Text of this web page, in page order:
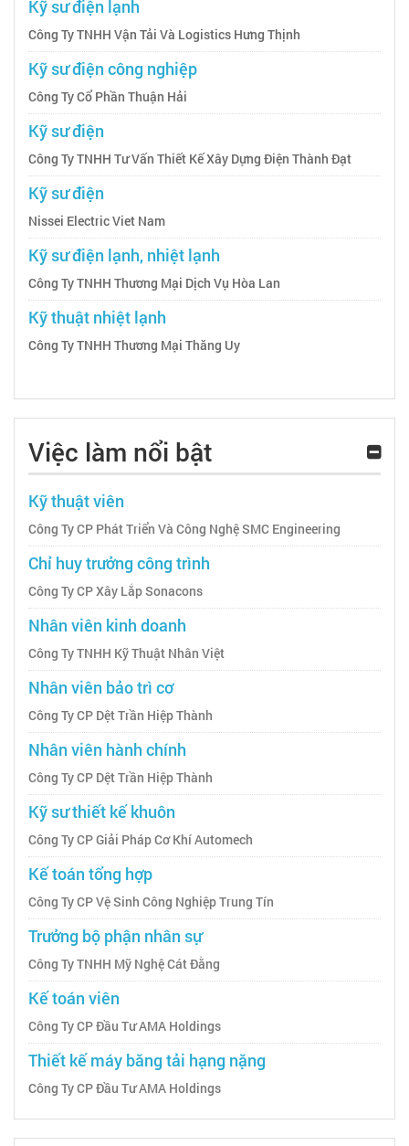
Kỹ sư điện lạnh
Công Ty TNHH Vận Tải Và Logistics Hưng Thịnh
Kỹ sư điện công nghiệp
Công Ty Cổ Phần Thuận Hải
Kỹ sư điện
Công Ty TNHH Tư Vấn Thiết Kế Xây Dựng Điện Thành Đạt
Kỹ sư điện
Nissei Electric Viet Nam
Kỹ sư điện lạnh, nhiệt lạnh
Công Ty TNHH Thương Mại Dịch Vụ Hòa Lan
Kỹ thuật nhiệt lạnh
Công Ty TNHH Thương Mại Thăng Uy
Việc làm nổi bật
Kỹ thuật viên
Công Ty CP Phát Triển Và Công Nghệ SMC Engineering
Chỉ huy trưởng công trình
Công Ty CP Xây Lắp Sonacons
Nhân viên kinh doanh
Công Ty TNHH Kỹ Thuật Nhân Việt
Nhân viên bảo trì cơ
Công Ty CP Dệt Trần Hiệp Thành
Nhân viên hành chính
Công Ty CP Dệt Trần Hiệp Thành
Kỹ sư thiết kế khuôn
Công Ty CP Giải Pháp Cơ Khí Automech
Kế toán tổng hợp
Công Ty CP Vệ Sinh Công Nghiệp Trung Tín
Trưởng bộ phận nhân sự
Công Ty TNHH Mỹ Nghệ Cát Đằng
Kế toán viên
Công Ty CP Đầu Tư AMA Holdings
Thiết kế máy băng tải hạng nặng
Công Ty CP Đầu Tư AMA Holdings